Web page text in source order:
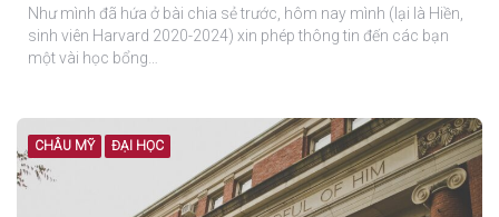
Như mình đã hứa ở bài chia sẻ trước, hôm nay mình (lại là Hiền,
sinh viên Harvard 2020-2024) xin phép thông tin đến các bạn
một vài học bổng…
CHÂU MỸ ĐẠI HỌC